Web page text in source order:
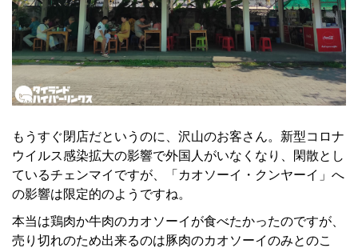
もうすぐ閉店だというのに、沢山のお客さん。新型コロナ
ウイルス感染拡大の影響で外国人がいなくなり、閑散とし
ているチェンマイですが、「カオソーイ・クンヤーイ」へ
の影響は限定的のようですね。
本当は鶏肉か牛肉のカオソーイが食べたかったのですが、
売り切れのため出来るのは豚肉のカオソーイのみとのこ